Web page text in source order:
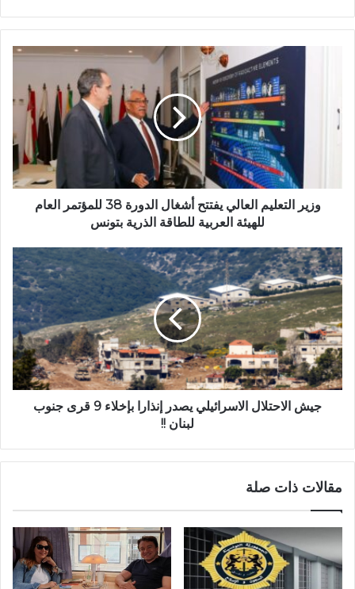
وزير التعليم العالي يفتتح أشغال الدورة 38 للمؤتمر العام
للهيئة العربية للطاقة الذرية بتونس
جيش الاحتلال الاسرائيلي يصدر إنذارا بإخلاء 9 قرى جنوب
لبنان !!
مقالات ذات صلة